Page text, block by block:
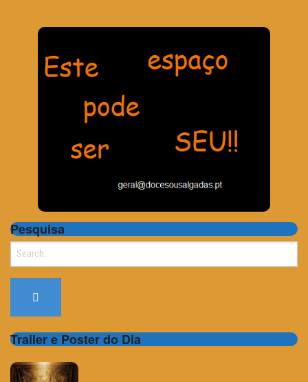
Pesquisa
Search
Trailer e Poster do Dia